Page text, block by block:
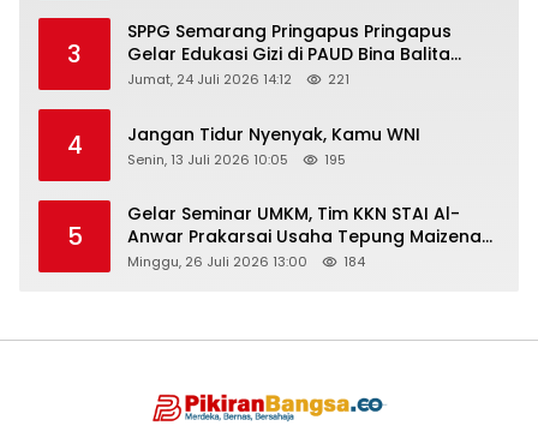
3
SPPG Semarang Pringapus Pringapus
Gelar Edukasi Gizi di PAUD Bina Balita
Peringati Hari Anak Nasional 2026
Jumat, 24 Juli 2026 14:12 221
4 Jangan Tidur Nyenyak, Kamu WNI
Senin, 13 Juli 2026 10:05 195
5
Gelar Seminar UMKM, Tim KKN STAI Al-
Anwar Prakarsai Usaha Tepung Maizena
di Logung
Minggu, 26 Juli 2026 13:00 184